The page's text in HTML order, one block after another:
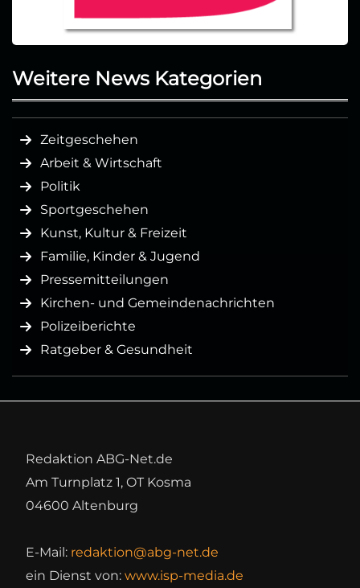
Weitere News Kategorien
Zeitgeschehen
Arbeit & Wirtschaft
Politik
Sportgeschehen
Kunst, Kultur & Freizeit
Familie, Kinder & Jugend
Pressemitteilungen
Kirchen- und Gemeindenachrichten
Polizeiberichte
Ratgeber & Gesundheit
Redaktion ABG-Net.de
Am Turnplatz 1, OT Kosma
04600 Altenburg
E-Mail: redaktion@abg-net.de
ein Dienst von: www.isp-media.de